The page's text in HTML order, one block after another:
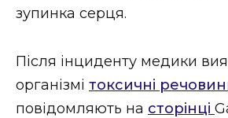
зупинка серця.
Після інциденту медики
організмі токсичні
повідомляють на сторінці